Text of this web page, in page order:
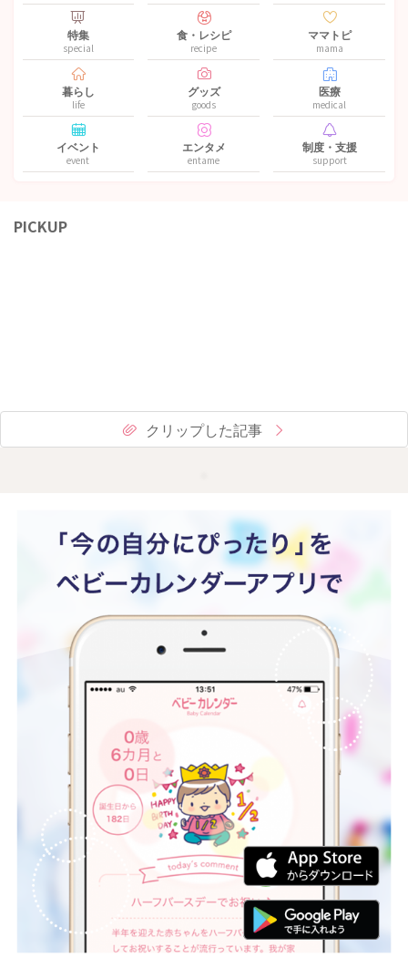
特集
special
食・レシピ
recipe
ママトピ
mama
暮らし
life
グッズ
goods
医療
medical
イベント
event
エンタメ
entame
制度・支援
support
PICKUP
クリップした記事